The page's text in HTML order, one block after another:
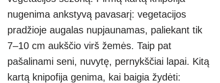
nugenima ankstyvą pavasarį: vegetacijos
pradžioje augalas nupjaunamas, paliekant tik
7–10 cm aukščio virš žemės. Taip pat
pašalinami seni, nuvytę, pernykščiai lapai. Kitą
kartą knipofija genima, kai baigia žydėti: